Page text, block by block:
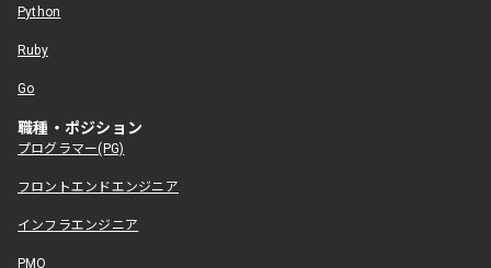
Python
Ruby
Go
職種・ポジション
プログラマー(PG)
フロントエンドエンジニア
インフラエンジニア
PMO